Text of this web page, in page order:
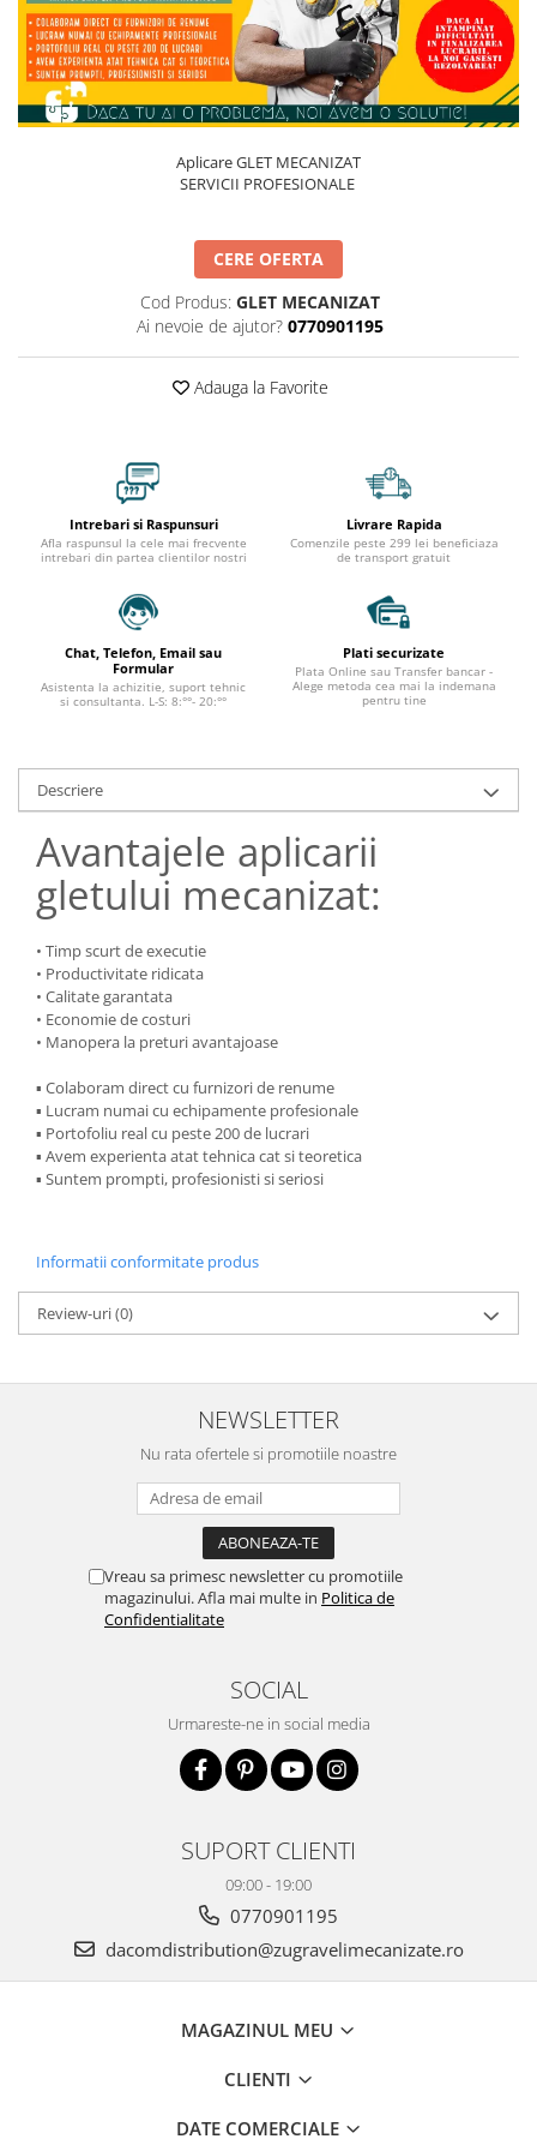
Cladiri Birouri
Fabrici industriale
Garsoniera
Laborator medical
Spatii comerciale
Aplicare GLET MECANIZAT
SERVICII PROFESIONALE
CERE OFERTA
Cod Produs: GLET MECANIZAT
Ai nevoie de ajutor? 0770901195
Adauga la Favorite
Intrebari si Raspunsuri
Afla raspunsul la cele mai frecvente
intrebari din partea clientilor nostri
Livrare Rapida
Comenzile peste 299 lei beneficiaza
de transport gratuit
Chat, Telefon, Email sau
Formular
Asistenta la achizitie, suport tehnic
si consultanta. L-S: 8:°°- 20:°°
Plati securizate
Plata Online sau Transfer bancar -
Alege metoda cea mai la indemana
pentru tine
Descriere
Avantajele aplicarii
gletului mecanizat:
• Timp scurt de executie
• Productivitate ridicata
• Calitate garantata
• Economie de costuri
• Manopera la preturi avantajoase
▪︎ Colaboram direct cu furnizori de renume
▪︎ Lucram numai cu echipamente profesionale
▪︎ Portofoliu real cu peste 200 de lucrari
▪︎ Avem experienta atat tehnica cat si teoretica
▪︎ Suntem prompti, profesionisti si seriosi
Informatii conformitate produs
Review-uri(0)
NEWSLETTER
Nu rata ofertele si promotiile noastre
Vreau sa primesc newsletter cu promotiile
magazinului. Afla mai multe in Politica de
Confidentialitate
SOCIAL
Urmareste-ne in social media
SUPORT CLIENTI
09:00 - 19:00
0770901195
dacomdistribution@zugravelimecanizate.ro
MAGAZINUL MEU
CLIENTI
DATE COMERCIALE